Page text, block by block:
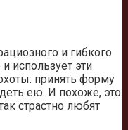
и гибкого
использует эти
принять форму
ею. И похоже, это
страстно любят